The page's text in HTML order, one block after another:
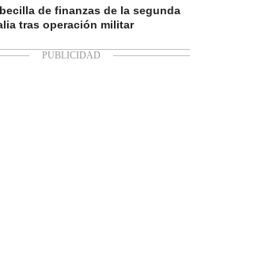
de finanzas de la segunda
tras operación militar